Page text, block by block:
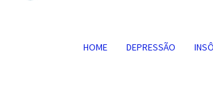
HOME DEPRESSÃO